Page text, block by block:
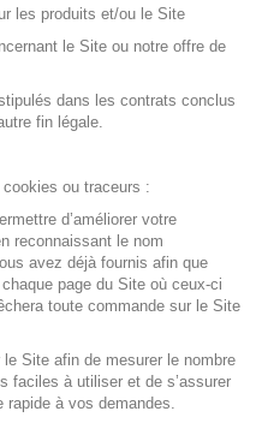
les produits et/ou le Site
le Site ou notre offre de
dans les contrats conclus
fin légale.
ou traceurs :
d’améliorer votre
reconnaissant le nom
avez déjà fournis afin que
page du Site où ceux-ci
toute commande sur le Site
Site afin de mesurer le nombre
faciles à utiliser et de s’assurer
rapide à vos demandes.